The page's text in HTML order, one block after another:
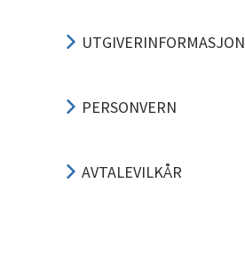
UTGIVERINFORMASJON
PERSONVERN
AVTALEVILKÅR